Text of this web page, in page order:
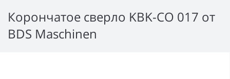
Корончатое сверло KBK-CO 017 от
BDS Maschinen